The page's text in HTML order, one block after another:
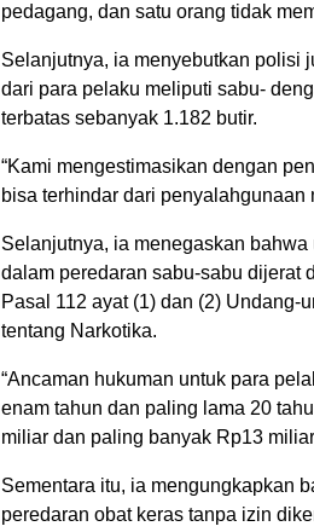
pedagang, dan satu orang tidak
Selanjutnya, ia menyebutkan polisi
dari para pelaku meliputi sabu-
terbatas sebanyak 1.182 butir.
“Kami mengestimasikan dengan
bisa terhindar dari penyalahgunaan
Selanjutnya, ia menegaskan
dalam peredaran sabu-sabu dijerat
Pasal 112 ayat (1) dan (2) Undang-
tentang Narkotika.
“Ancaman hukuman untuk para
enam tahun dan paling lama 20
miliar dan paling banyak Rp13
Sementara itu, ia mengungkapkan
peredaran obat keras tanpa izin